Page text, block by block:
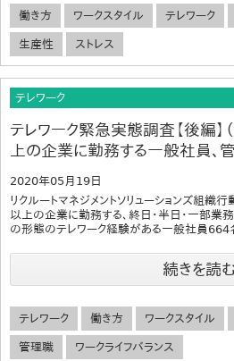
働き方 ワークスタイル テレワーク
生産性 ストレス
テレワーク
テレワーク緊急実態調査【後編
上の企業に勤務する一般社員、
2020年05月19日
リクルートマネジメントソリューションズ組
以上の企業に勤務する、終日・半日・一部業
の形態のテレワーク経験がある一般社員
続きを読
テレワーク 働き方 ワークスタイル
管理職 ワークライフバランス